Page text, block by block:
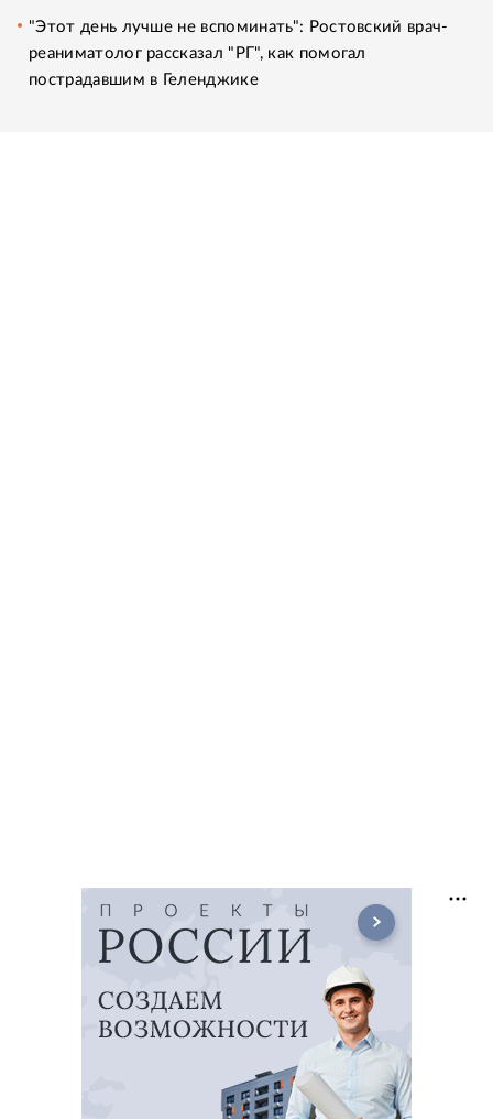
"Этот день лучше не вспоминать": Ростовский врач-
реаниматолог рассказал "РГ", как помогал
пострадавшим в Геленджике